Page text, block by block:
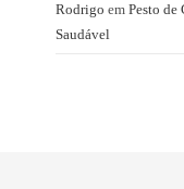
Rodrigo em Pesto de
Saudável